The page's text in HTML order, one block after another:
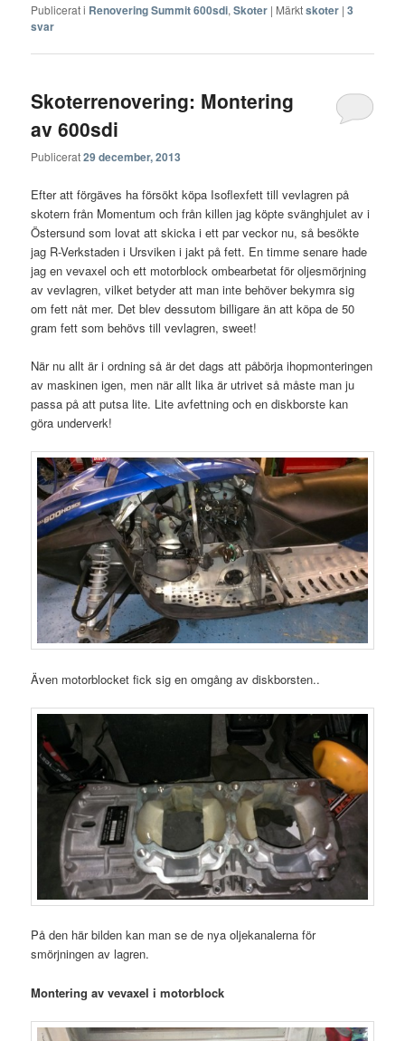
Publicerat i Renovering Summit 600sdi,Skoter | Märktskoter |3
svar
Skoterrenovering: Montering
av 600sdi
Publicerat29 december, 2013
Efter att förgäves ha försökt köpa Isoflexfett till vevlagren på
skotern från Momentum och från killen jag köpte svänghjulet av i
Östersund som lovat att skicka i ett par veckor nu, så besökte
jag R-Verkstaden i Ursviken i jakt på fett. En timme senare hade
jag en vevaxel och ett motorblock ombearbetat för oljesmörjning
av vevlagren, vilket betyder att man inte behöver bekymra sig
om fett nåt mer. Det blev dessutom billigare än att köpa de 50
gram fett som behövs till vevlagren, sweet!
När nu allt är i ordning så är det dags att påbörja ihopmonteringen
av maskinen igen, men när allt lika är utrivet så måste man ju
passa på att putsa lite. Lite avfettning och en diskborste kan
göra underverk!
Även motorblocket fick sig en omgång av diskborsten..
På den här bilden kan man se de nya oljekanalerna för
smörjningen av lagren.
Montering av vevaxel i motorblock